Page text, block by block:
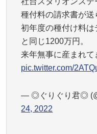
種付料の請求書が送
初年度の種付け料
と同じ1200万円。
来年無事に産まれ
pic.twitter.com/
— ◎ぐりぐり君◎
24, 2022